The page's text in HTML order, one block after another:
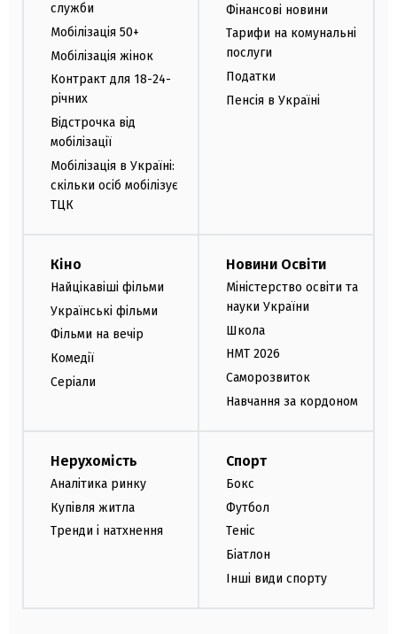
служби
Мобілізація 50+
Мобілізація жінок
Контракт для 18-24-
річних
Відстрочка від
мобілізації
Мобілізація в Україні:
скільки осіб мобілізує
ТЦК
Фінансові новини
Тарифи на комунальні
послуги
Податки
Пенсія в Україні
Кіно
Найцікавіші фільми
Українські фільми
Фільми на вечір
Комедії
Серіали
Новини Освіти
Міністерство освіти та
науки України
Школа
НМТ 2026
Саморозвиток
Навчання за кордоном
Нерухомість
Аналітика ринку
Купівля житла
Тренди і натхнення
Спорт
Бокс
Футбол
Теніс
Біатлон
Інші види спорту